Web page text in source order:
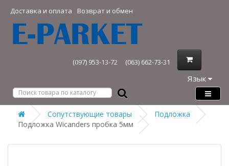
Доставка и оплата Возврат и обмен
(097) 953-13-72 (063) 662-73-31
Язык
Сопутствующие товары
Подложка
Подложка Wicanders пробка 5мм